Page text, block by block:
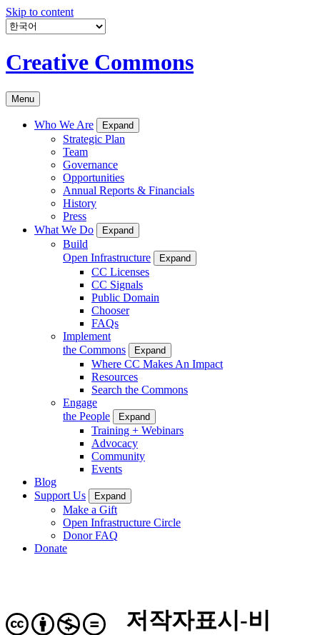
Skip to content
Creative Commons
Menu
Who We Are Expand
Strategic Plan
Team
Governance
Opportunities
Annual Reports & Financials
History
Press
What We Do
Expand
Build
Open Infrastructure
Expand
CC Licenses
CC Signals
Public Domain
Chooser
FAQs
Implement
the Commons
Expand
Where CC Makes An Impact
Resources
Search the Commons
Engage
the People
Expand
Training + Webinars
Advocacy
Community
Events
Blog
Support Us
Expand
Make a Gift
Open Infrastructure Circle
Donor FAQ
Donate
저작자표시-비